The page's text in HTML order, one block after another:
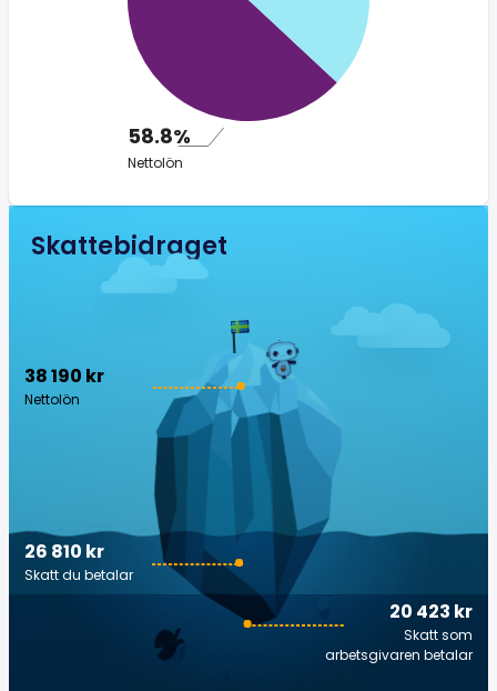
58.8%
Nettolön
Skattebidraget
38 190 kr
Nettolön
20 423 kr
Skatt som
arbetsgivaren betalar
26 810 kr
Skatt du betalar